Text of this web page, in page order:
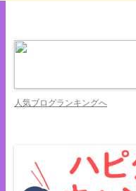
人気ブログランキングへ